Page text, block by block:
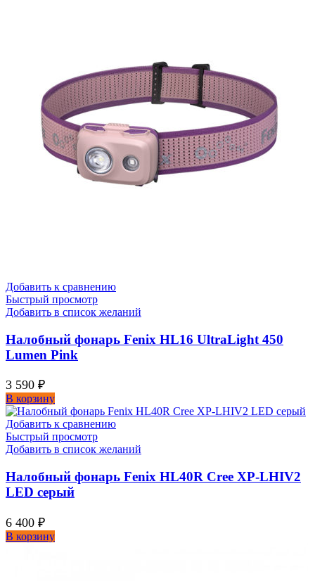
Добавить к сравнению
Быстрый просмотр
Добавить в список желаний
Налобный фонарь Fenix HL16 UltraLight 450
Lumen Pink
3 590 ₽
В корзину
Добавить к сравнению
Быстрый просмотр
Добавить в список желаний
Налобный фонарь Fenix HL40R Cree XP-LHIV2
LED серый
6 400 ₽
В корзину